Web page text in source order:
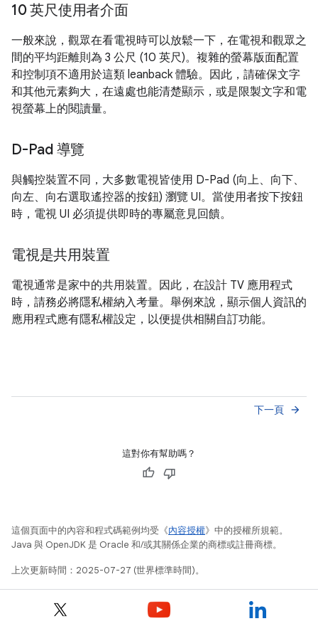
10 英尺使用者介面
一般來說，觀眾在看電視時可以放鬆一下，在電視和觀眾之
間的平均距離則為 3 公尺 (10 英尺)。複雜的螢幕版面配置
和控制項不適用於這類 leanback 體驗。因此，請確保文字
和其他元素夠大，在遠處也能清楚顯示，或是限製文字和電
視螢幕上的閱讀量。
D-Pad 導覽
與觸控裝置不同，大多數電視皆使用 D-Pad (向上、向下、
向左、向右選取遙控器的按鈕) 瀏覽 UI。當使用者按下按鈕
時，電視 UI 必須提供即時的專屬意見回饋。
電視是共用裝置
電視通常是家中的共用裝置。因此，在設計 TV 應用程式
時，請務必將隱私權納入考量。舉例來說，顯示個人資訊的
應用程式應有隱私權設定，以便提供相關自訂功能。
下一頁 arrow_forward
這對你有幫助嗎？
這個頁面中的內容和程式碼範例均受《內容授權》中的授權所規範。
Java 與 OpenJDK 是 Oracle 和/或其關係企業的商標或註冊商標。
上次更新時間：2025-07-27 (世界標準時間)。